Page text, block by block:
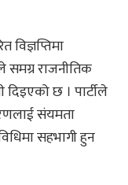
विज्ञप्तिमा
समग्र राजनीतिक
छ । पार्टीले
संयमता
सहभागी हुन